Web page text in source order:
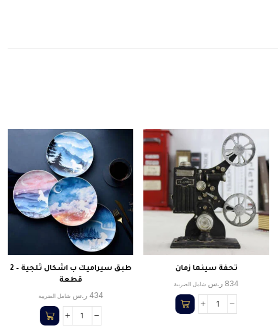
تحفة سينما زمان
834 ر.س شامل الضريبة
طبق سيراميك ب اشكال ثلجية – 2
قطعة
434 ر.س شامل الضريبة